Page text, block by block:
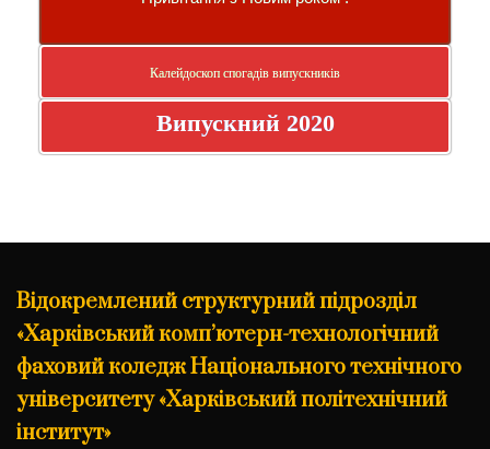
Калейдоскоп спогадів випускників
Випускний 2020
Відокремлений структурний підрозділ
«Харківський комп’ютерн-технологічний
фаховий коледж Національного технічного
університету «Харківський політехнічний
інститут»